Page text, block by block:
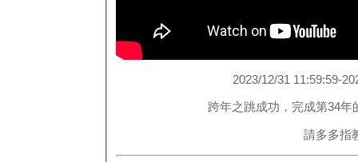
2023/12/31 11:59:59-
跨年之跳成功，完成第34年
請多多指